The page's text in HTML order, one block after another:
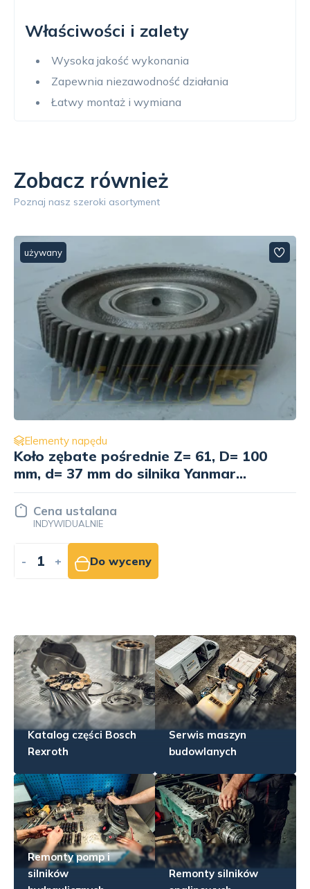
Właściwości i zalety
Wysoka jakość wykonania
Zapewnia niezawodność działania
Łatwy montaż i wymiana
Zobacz również
Poznaj nasz szeroki asortyment
używany
Elementy napędu
Koło zębate pośrednie Z= 59, D= 95
mm, d= 20 mm do silnika Kubota
D722 15875-24013
Cena ustalana
INDYWIDUALNIE
- + Do wyceny
Katalog części Bosch
Rexroth
Serwis maszyn
budowlanych
Remonty pomp i
silników
Remonty silników